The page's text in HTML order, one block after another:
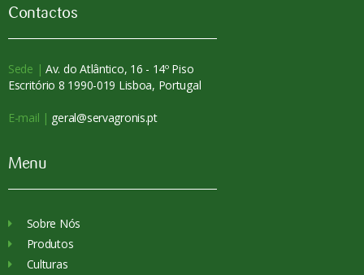
Contactos
Sede | Av. do Atlântico, 16 - 14º Piso
Escritório 8 1990-019 Lisboa, Portugal
E-mail | geral@servagronis.pt
Menu
Sobre Nós
Produtos
Culturas